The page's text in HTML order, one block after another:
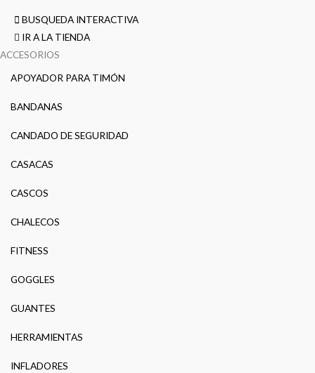
BUSQUEDA INTERACTIVA
IR A LA TIENDA
ACCESORIOS
APOYADOR PARA TIMÓN
BANDANAS
CANDADO DE SEGURIDAD
CASACAS
CASCOS
CHALECOS
FITNESS
GOGGLES
GUANTES
HERRAMIENTAS
INFLADORES